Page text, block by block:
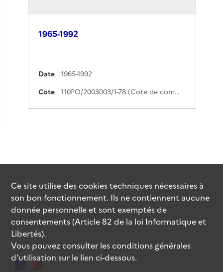
1965-1992
Date
1965-1992
Cote
110PO/2003003/1-78 (Cote de commande)
Ce site utilise descookiestechniques nécessaires à
son bon fonctionnement. Ils ne contiennent aucune
donnée personnelle et sont exemptés de
consentements (Article 82 de la loi Informatique et
Libertés).
Vous pouvez consulter les conditions générales
d’utilisation sur le lien ci-dessous.